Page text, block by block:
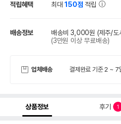
적립혜택 최대150점 적립
배송정보 배송비 3,000원 (제주/도
(3만원 이상 무료배송)
업체배송 결제완료 기준 2 ~ 7
상품정보 후기 1